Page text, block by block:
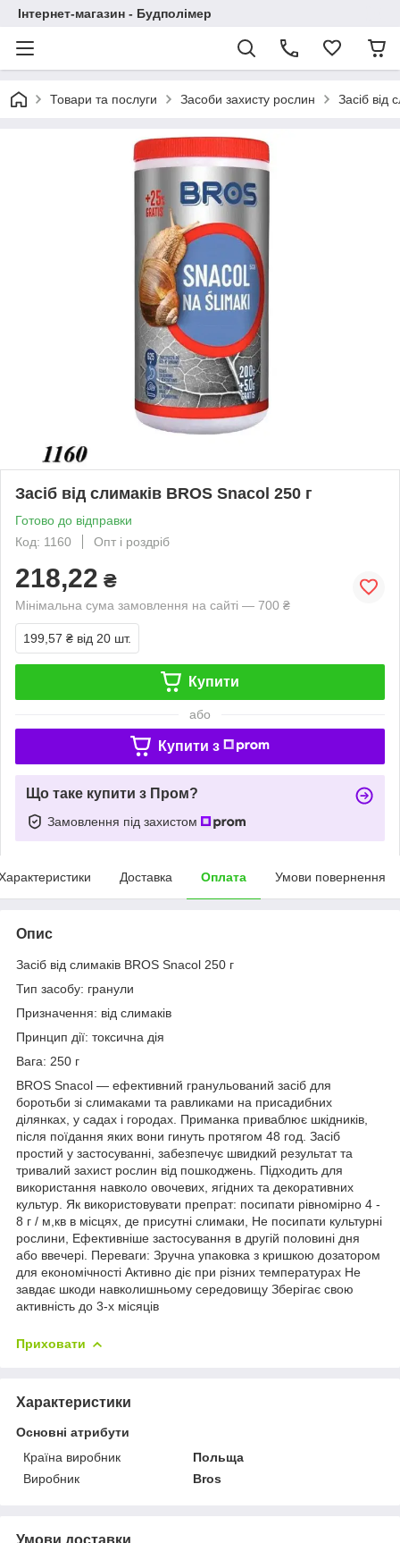
Інтернет-магазин - Будполімер
Товари та послуги Засоби захисту рослин Засіб від
Засіб від слимаків BROS Snacol 250 г
Готово до відправки
Код: 1160
Опт і роздріб
218,22 ₴
Мінімальна сума замовлення на сайті — 700 ₴
199,57 ₴ від 20 шт.
Купити
або
Купити з
Що таке купити з Пром?
Замовлення під захистом
Доставка Оплата Умови повернення
Опис
Засіб від слимаків BROS Snacol 250 г
Тип засобу: гранули
Призначення: від слимаків
Принцип дії: токсична дія
Вага: 250 г
BROS Snacol — ефективний гранульований засіб для
боротьби зі слимаками та равликами на присадибних
ділянках, у садах і городах. Приманка приваблює шкідників,
після поїдання яких вони гинуть протягом 48 год. Засіб
простий у застосуванні, забезпечує швидкий результат та
тривалий захист рослин від пошкоджень. Підходить для
використання навколо овочевих, ягідних та декоративних
культур. Як використовувати препрат: посипати рівномірно 4 -
8 г / м,кв в місцях, де присутні слимаки, Не посипати культурні
рослини, Ефективніше застосування в другій половині дня
або ввечері. Переваги: Зручна упаковка з кришкою дозатором
для економічності Активно діє при різних температурах Не
завдає шкоди навколишньому середовищу Зберігає свою
активність до 3-х місяців
Приховати
Характеристики
Основні атрибути
Країна виробник
Польща
Виробник
Bros
Умови доставки